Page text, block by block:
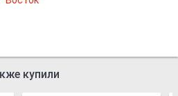
купили